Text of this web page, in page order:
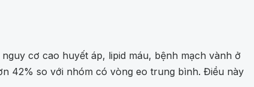
cơ cao huyết áp, lipid máu, bệnh mạch vành ở
42% so với nhóm có vòng eo trung bình. Điều này